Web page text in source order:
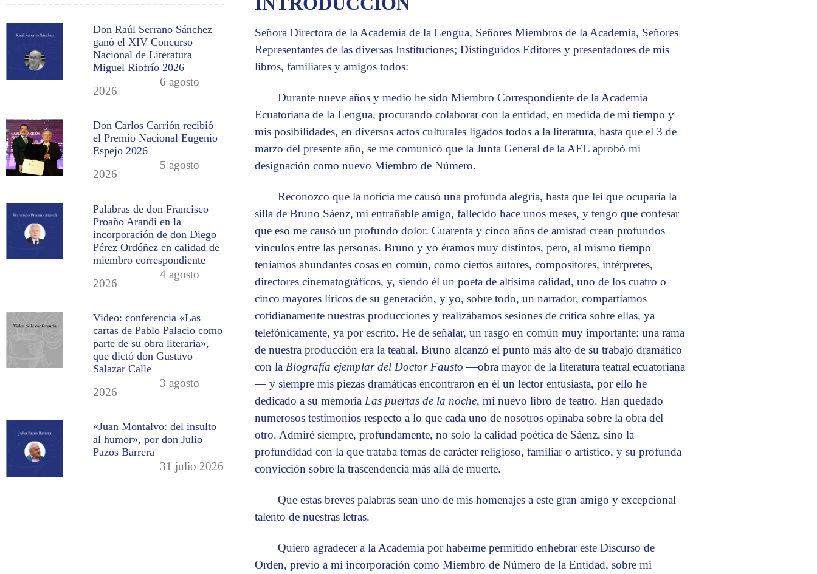
Don Raúl Serrano Sánchez
ganó el XIV Concurso
Nacional de Literatura
Miguel Riofrío 2026
6 agosto
2026
Don Carlos Carrión recibió
el Premio Nacional Eugenio
Espejo 2026
5 agosto
2026
Palabras de don Francisco
Proaño Arandi en la
incorporación de don Diego
Pérez Ordóñez en calidad de
miembro correspondiente
4 agosto
2026
Video: conferencia «Las
cartas de Pablo Palacio como
parte de su obra literaria»,
que dictó don Gustavo
Salazar Calle
3 agosto
2026
«Juan Montalvo: del insulto
al humor», por don Julio
Pazos Barrera
31 julio 2026
Señora Directora de la Academia de la Lengua, Señores Miembros de la Academia, Señores
Representantes de las diversas Instituciones; Distinguidos Editores y presentadores de mis
libros, familiares y amigos todos:
Durante nueve años y medio he sido Miembro Correspondiente de la Academia
Ecuatoriana de la Lengua, procurando colaborar con la entidad, en medida de mi tiempo y
mis posibilidades, en diversos actos culturales ligados todos a la literatura, hasta que el 3 de
marzo del presente año, se me comunicó que la Junta General de la AEL aprobó mi
designación como nuevo Miembro de Número.
Reconozco que la noticia me causó una profunda alegría, hasta que leí que ocuparía la
silla de Bruno Sáenz, mi entrañable amigo, fallecido hace unos meses, y tengo que confesar
que eso me causó un profundo dolor. Cuarenta y cinco años de amistad crean profundos
vínculos entre las personas. Bruno y yo éramos muy distintos, pero, al mismo tiempo
teníamos abundantes cosas en común, como ciertos autores, compositores, intérpretes,
directores cinematográficos, y, siendo él un poeta de altísima calidad, uno de los cuatro o
cinco mayores líricos de su generación, y yo, sobre todo, un narrador, compartíamos
cotidianamente nuestras producciones y realizábamos sesiones de crítica sobre ellas, ya
telefónicamente, ya por escrito. He de señalar, un rasgo en común muy importante: una rama
de nuestra producción era la teatral. Bruno alcanzó el punto más alto de su trabajo dramático
con la Biografía ejemplar del Doctor Fausto —obra mayor de la literatura teatral ecuatoriana
— y siempre mis piezas dramáticas encontraron en él un lector entusiasta, por ello he
dedicado a su memoria Las puertas de la noche, mi nuevo libro de teatro. Han quedado
numerosos testimonios respecto a lo que cada uno de nosotros opinaba sobre la obra del
otro. Admiré siempre, profundamente, no solo la calidad poética de Sáenz, sino la
profundidad con la que trataba temas de carácter religioso, familiar o artístico, y su profunda
convicción sobre la trascendencia más allá de muerte.
Que estas breves palabras sean uno de mis homenajes a este gran amigo y excepcional
talento de nuestras letras.
Quiero agradecer a la Academia por haberme permitido enhebrar este Discurso de
Orden, previo a mi incorporación como Miembro de Número de la Entidad, sobre mi